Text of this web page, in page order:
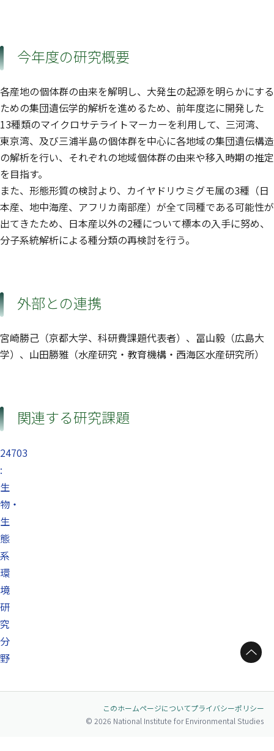
今年度の研究概要
各産地の個体群の由来を解明し、大発生の起源を明らかにする
ための集団遺伝学的解析を進めるため、前年度迄に開発した
13種類のマイクロサテライトマーカーを利用して、三河湾、
東京湾、及び三浦半島の個体群を中心に各地域の集団遺伝構造
の解析を行い、それぞれの地域個体群の由来や移入時期の推定
を目指す。
また、形態形質の検討より、カイヤドリウミグモ属の3種（日
本産、地中海産、アフリカ南部産）が全て同種である可能性が
出てきたため、日本産以外の2種について標本の入手に努め、
分子系統解析による種分類の再検討を行う。
外部との連携
宮崎勝己（京都大学、科研費課題代表者）、冨山毅（広島大
学）、山田勝雅（水産研究・教育機構・西海区水産研究所）
関連する研究課題
24703
:
生
物・
生
態
系
環
境
研
究
分
野
ページトップへ
このホームページについてプライバシーポリシー
© 2026 National Institute for Environmental Studies